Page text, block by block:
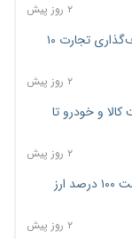
۲ روز پیش
امضای تفاهم‌نامه تجاری ایران و پاکستان؛ هدف‌گذاری تجارت ۱۰
۲ روز پیش
و خودرو تا
۲ روز پیش
فهرست کالاهای فولادی و فلزات مشمول بازگشت ۱۰۰ درصد ارز
۲ روز پیش